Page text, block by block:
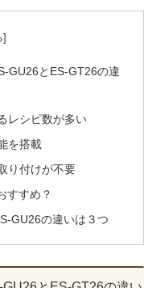
GU26とES-GT26の違
レシピ数が多い
を搭載
り付けが不要
すすめ？
GU26の違いは３つ